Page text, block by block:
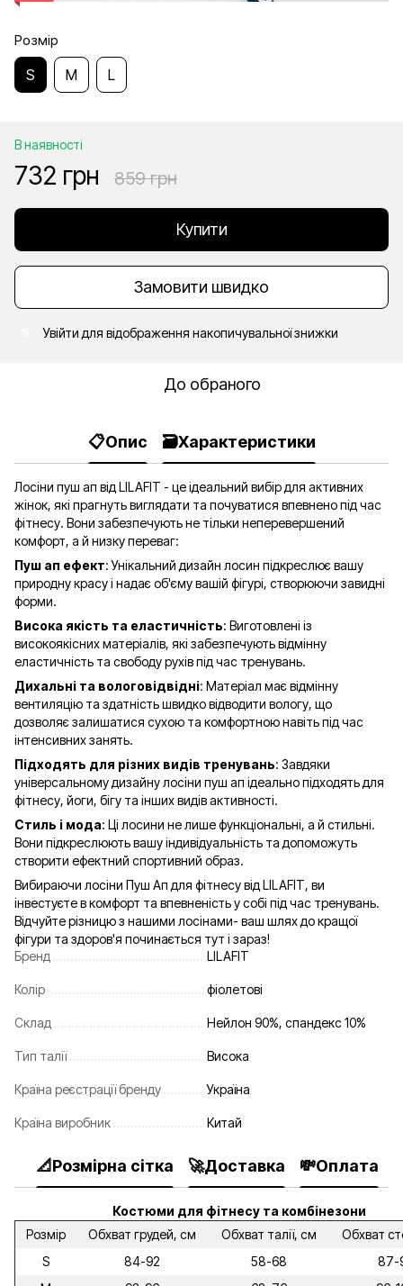
Розмір
S M L
В наявності
732 грн 859 грн
Купити
Замовити швидко
Увійти для відображення накопичувальної знижки
До обраного
📋Опис 🗃️Характеристики
Лосіни пуш ап від LILAFIT - це ідеальний вибір для активних
жінок, які прагнуть виглядати та почуватися впевнено під час
фітнесу. Вони забезпечують не тільки неперевершений
комфорт, а й низку переваг:
Пуш ап ефект: Унікальний дизайн лосин підкреслює вашу
природну красу і надає об'єму вашій фігурі, створюючи завидні
форми.
Висока якість та еластичність: Виготовлені із
високоякісних матеріалів, які забезпечують відмінну
еластичність та свободу рухів під час тренувань.
Дихальні та вологовідвідні: Матеріал має відмінну
вентиляцію та здатність швидко відводити вологу, що
дозволяє залишатися сухою та комфортною навіть під час
інтенсивних занять.
Підходять для різних видів тренувань: Завдяки
універсальному дизайну лосіни пуш ап ідеально підходять для
фітнесу, йоги, бігу та інших видів активності.
Стиль і мода: Ці лосини не лише функціональні, а й стильні.
Вони підкреслюють вашу індивідуальність та допоможуть
створити ефектний спортивний образ.
Вибираючи лосіни Пуш Ап для фітнесу від LILAFIT, ви
інвестуєте в комфорт та впевненість у собі під час тренувань.
Відчуйте різницю з нашими лосінами- ваш шлях до кращої
фігури та здоров'я починається тут і зараз!
Бренд
LILAFIT
Колір фіолетові
Склад Нейлон 90%, спандекс 10%
Тип талії Висока
Країна реєстрації бренду Україна
Країна виробник Китай
📐Розмірна сітка 🚀Доставка 💸Оплата
Костюми для фітнесу та комбінезони
Розмір
Обхват грудей, см Обхват талії, см
Обхват
S
84-92 58-68
87-